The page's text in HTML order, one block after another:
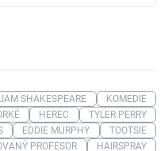
SHAKESPEARE
KOMEDIE
HEREC
TYLER PERRY
EDDIE MURPHY
TOOTSIE
PROFESOR
HAIRSPRAY